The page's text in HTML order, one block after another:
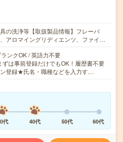
の洗浄等【取扱製品情報】フレーバ
アロマイングリディエンツ、ファイ…
ンクOK / 英語力不要
は事前登録だけでもOK！履歴書不要
登録★氏名・職種などを入力す…
代 40代 50代 60代